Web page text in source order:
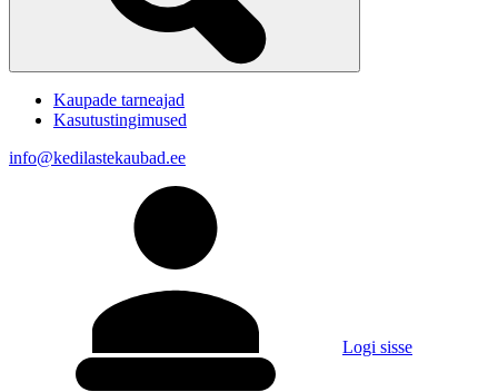
Kaupade tarneajad
Kasutustingimused
info@kedilastekaubad.ee
Logi sisse